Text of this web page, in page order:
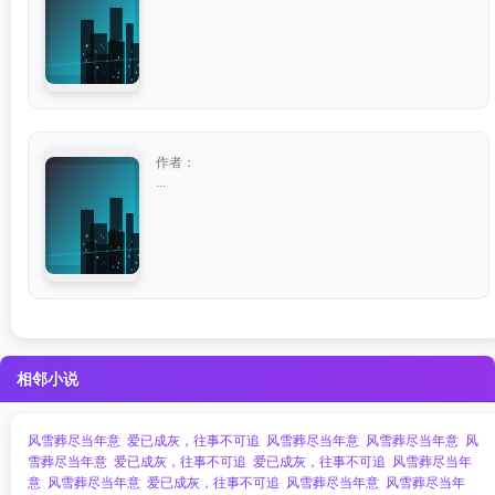
作者：
相邻小说
风雪葬尽当年意 爱已成灰，往事不可追 风雪葬尽当年意 风雪葬尽当年意 风
雪葬尽当年意 爱已成灰，往事不可追 爱已成灰，往事不可追 风雪葬尽当年
意 风雪葬尽当年意 爱已成灰，往事不可追 风雪葬尽当年意 风雪葬尽当年